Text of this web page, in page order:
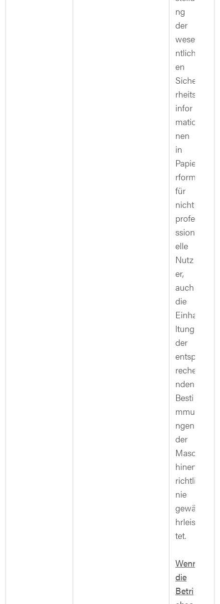
ng
der
wese
ntlich
en
Siche
rheits
infor
matio
nen
in
Papie
rform
für
nicht
profe
ssion
elle
Nutz
er,
auch
die
Einha
ltung
der
entsp
reche
nden
Besti
mmu
ngen
der
Masc
hinen
richtli
nie
gewä
hrleis
tet.
Wenn
die
Betri